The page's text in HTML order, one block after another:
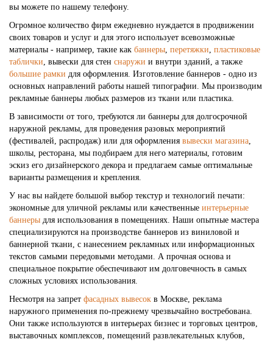
вы можете по нашему телефону.
Огромное количество фирм ежедневно нуждается в продвижении
своих товаров и услуг и для этого использует всевозможные
материалы - например, такие как баннеры, перетяжки, пластиковые
таблички, вывески для стен снаружи и внутри зданий, а также
большие рамки для оформления. Изготовление баннеров - одно из
основных направлений работы нашей типографии. Мы производим
рекламные баннеры любых размеров из ткани или пластика.
В зависимости от того, требуются ли баннеры для долгосрочной
наружной рекламы, для проведения разовых мероприятий
(фестивалей, распродаж) или для оформления вывески магазина,
школы, ресторана, мы подбираем для него материалы, готовим
эскиз его дизайнерского декора и предлагаем самые оптимальные
варианты размещения и крепления.
У нас вы найдете большой выбор текстур и технологий печати:
экономные для уличной рекламы или качественные интерьерные
баннеры для использования в помещениях. Наши опытные мастера
специализируются на производстве баннеров из виниловой и
баннерной ткани, с нанесением рекламных или информационных
текстов самыми передовыми методами. А прочная основа и
специальное покрытие обеспечивают им долговечность в самых
сложных условиях использования.
Несмотря на запрет фасадных вывесок в Москве, реклама
наружного применения по-прежнему чрезвычайно востребована.
Они также используются в интерьерах бизнес и торговых центров,
выставочных комплексов, помещений развлекательных клубов,